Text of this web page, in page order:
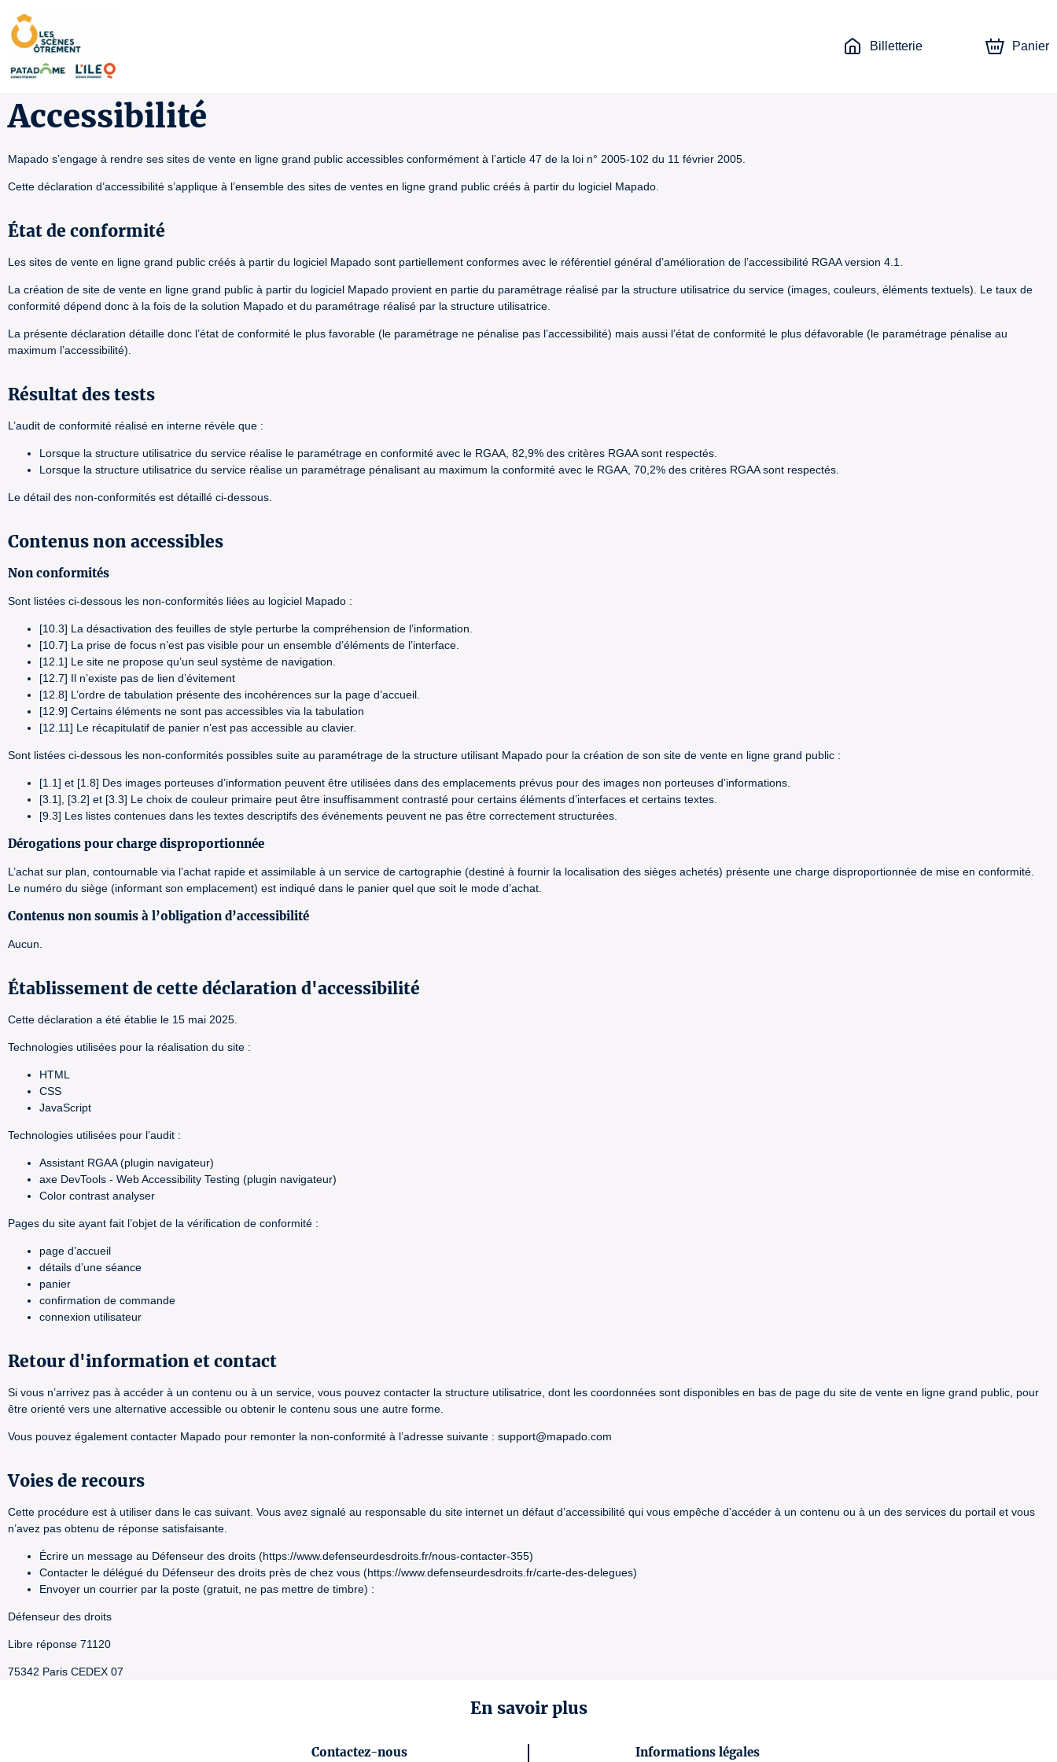
Billetterie Panier
Accessibilité
Mapado s’engage à rendre ses sites de vente en ligne grand public accessibles conformément à l’article 47 de la loi n° 2005-102 du 11 février 2005.
Cette déclaration d’accessibilité s’applique à l’ensemble des sites de ventes en ligne grand public créés à partir du logiciel Mapado.
État de conformité
Les sites de vente en ligne grand public créés à partir du logiciel Mapado sont partiellement conformes avec le référentiel général d’amélioration de l’accessibilité RGAA version 4.1.
La création de site de vente en ligne grand public à partir du logiciel Mapado provient en partie du paramétrage réalisé par la structure utilisatrice du service (images, couleurs, éléments textuels). Le taux de
conformité dépend donc à la fois de la solution Mapado et du paramétrage réalisé par la structure utilisatrice.
La présente déclaration détaille donc l’état de conformité le plus favorable (le paramétrage ne pénalise pas l’accessibilité) mais aussi l’état de conformité le plus défavorable (le paramétrage pénalise au
maximum l’accessibilité).
Résultat des tests
L’audit de conformité réalisé en interne révèle que :
Lorsque la structure utilisatrice du service réalise le paramétrage en conformité avec le RGAA, 82,9% des critères RGAA sont respectés.
Lorsque la structure utilisatrice du service réalise un paramétrage pénalisant au maximum la conformité avec le RGAA, 70,2% des critères RGAA sont respectés.
Le détail des non-conformités est détaillé ci-dessous.
Contenus non accessibles
Non conformités
Sont listées ci-dessous les non-conformités liées au logiciel Mapado :
[10.3] La désactivation des feuilles de style perturbe la compréhension de l’information.
[10.7] La prise de focus n’est pas visible pour un ensemble d’éléments de l’interface.
[12.1] Le site ne propose qu’un seul système de navigation.
[12.7] Il n’existe pas de lien d’évitement
[12.8] L’ordre de tabulation présente des incohérences sur la page d’accueil.
[12.9] Certains éléments ne sont pas accessibles via la tabulation
[12.11] Le récapitulatif de panier n’est pas accessible au clavier.
Sont listées ci-dessous les non-conformités possibles suite au paramétrage de la structure utilisant Mapado pour la création de son site de vente en ligne grand public :
[1.1] et [1.8] Des images porteuses d’information peuvent être utilisées dans des emplacements prévus pour des images non porteuses d’informations.
[3.1], [3.2] et [3.3] Le choix de couleur primaire peut être insuffisamment contrasté pour certains éléments d’interfaces et certains textes.
[9.3] Les listes contenues dans les textes descriptifs des événements peuvent ne pas être correctement structurées.
Dérogations pour charge disproportionnée
L’achat sur plan, contournable via l’achat rapide et assimilable à un service de cartographie (destiné à fournir la localisation des sièges achetés) présente une charge disproportionnée de mise en conformité.
Le numéro du siège (informant son emplacement) est indiqué dans le panier quel que soit le mode d’achat.
Contenus non soumis à l’obligation d’accessibilité
Aucun.
Établissement de cette déclaration d'accessibilité
Cette déclaration a été établie le 15 mai 2025.
Technologies utilisées pour la réalisation du site :
HTML
CSS
JavaScript
Technologies utilisées pour l’audit :
Assistant RGAA (plugin navigateur)
axe DevTools - Web Accessibility Testing (plugin navigateur)
Color contrast analyser
Pages du site ayant fait l’objet de la vérification de conformité :
page d’accueil
détails d’une séance
panier
confirmation de commande
connexion utilisateur
Retour d'information et contact
Si vous n’arrivez pas à accéder à un contenu ou à un service, vous pouvez contacter la structure utilisatrice, dont les coordonnées sont disponibles en bas de page du site de vente en ligne grand public, pour
être orienté vers une alternative accessible ou obtenir le contenu sous une autre forme.
Vous pouvez également contacter Mapado pour remonter la non-conformité à l’adresse suivante : support@mapado.com
Voies de recours
Cette procédure est à utiliser dans le cas suivant. Vous avez signalé au responsable du site internet un défaut d’accessibilité qui vous empêche d’accéder à un contenu ou à un des services du portail et vous
n’avez pas obtenu de réponse satisfaisante.
Écrire un message au Défenseur des droits (https://www.defenseurdesdroits.fr/nous-contacter-355)
Contacter le délégué du Défenseur des droits près de chez vous (https://www.defenseurdesdroits.fr/carte-des-delegues)
Envoyer un courrier par la poste (gratuit, ne pas mettre de timbre) :
Défenseur des droits
Libre réponse 71120
75342 Paris CEDEX 07
En savoir plus
Contactez-nous Informations légales